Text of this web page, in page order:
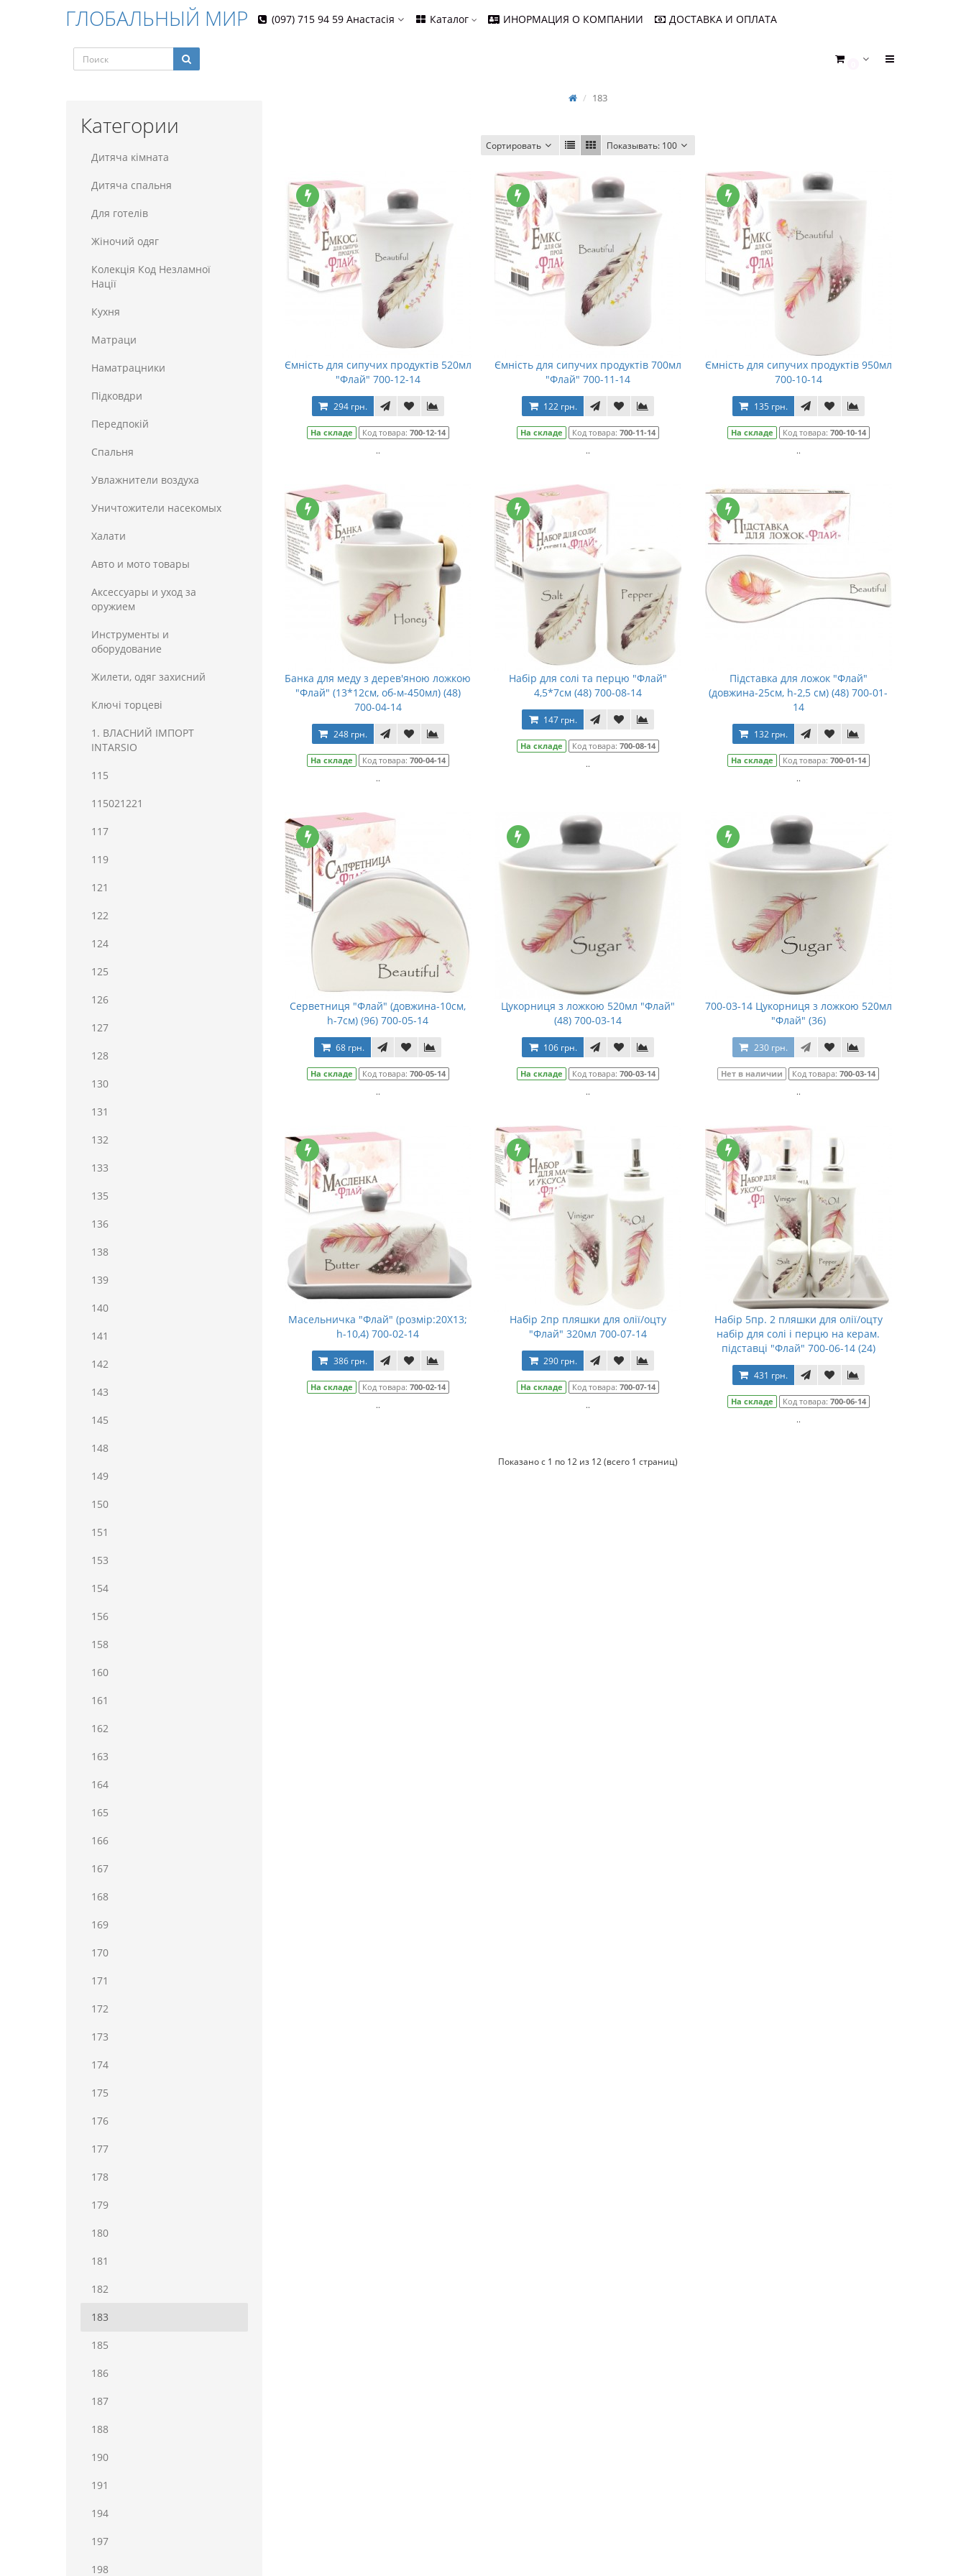
ГЛОБАЛЬНЫЙ МИР (097) 715 94 59 Анастасія Каталог ИНОРМАЦИЯ О КОМПАНИИ ДОСТАВКА И ОПЛАТА
Категории
Дитяча кімната
Дитяча спальня
Для готелiв
Жіночий одяг
Колекція Код Незламної
Нації
Кухня
Матраци
Наматрацники
Пiдковдри
Передпокій
Спальня
Увлажнители воздуха
Уничтожители насекомых
Халати
Авто и мото товары
Аксессуары и уход за
оружием
Инструменты и
оборудование
Жилети, одяг захисний
Ключі торцеві
1. ВЛАСНИЙ ІМПОРТ
INTARSIO
115
115021221
117
119
121
122
124
125
126
127
128
130
131
132
133
135
136
138
139
140
141
142
143
145
148
149
150
151
153
154
156
158
160
161
162
163
164
165
166
167
168
169
170
171
172
173
174
175
176
177
178
179
180
181
182
183
185
186
187
188
190
191
194
197
198
183
Сортировать Показывать: 100
Ємність для сипучих продуктів 520мл
"Флай" 700-12-14
294 грн.
На складе Код товара: 700-12-14
..
Ємність для сипучих продуктів 700мл
"Флай" 700-11-14
122 грн.
На складе Код товара:700-11-14
..
Ємність для сипучих продуктів 950мл
700-10-14
135 грн.
На складе Код товара: 700-10-14
..
Банка для меду з дерев'яною ложкою
"Флай" (13*12см, об-м-450мл) (48)
700-04-14
248 грн.
На складе Код товара: 700-04-14
..
Набір для солі та перцю "Флай"
4,5*7см (48) 700-08-14
147 грн.
На складе Код товара:700-08-14
..
Підставка для ложок "Флай"
(довжина-25см, h-2,5 см) (48) 700-01-
14
132 грн.
На складе Код товара: 700-01-14
..
Серветниця "Флай" (довжина-10см,
h-7см) (96) 700-05-14
68 грн.
На складе Код товара: 700-05-14
..
Цукорниця з ложкою 520мл "Флай"
(48) 700-03-14
106 грн.
На складе Код товара:700-03-14
..
700-03-14 Цукорниця з ложкою 520мл
"Флай" (36)
230 грн.
Нет в наличии Код товара:700-03-14
..
Масельничка "Флай" (розмір:20Х13;
h-10,4) 700-02-14
386 грн.
На складе Код товара: 700-02-14
..
Набір 2пр пляшки для олії/оцту
"Флай" 320мл 700-07-14
290 грн.
На складе Код товара:700-07-14
..
Набір 5пр. 2 пляшки для олії/оцту
набір для солі і перцю на керам.
підставці "Флай" 700-06-14 (24)
431 грн.
На складе Код товара: 700-06-14
..
Показано с 1 по 12 из 12 (всего 1 страниц)